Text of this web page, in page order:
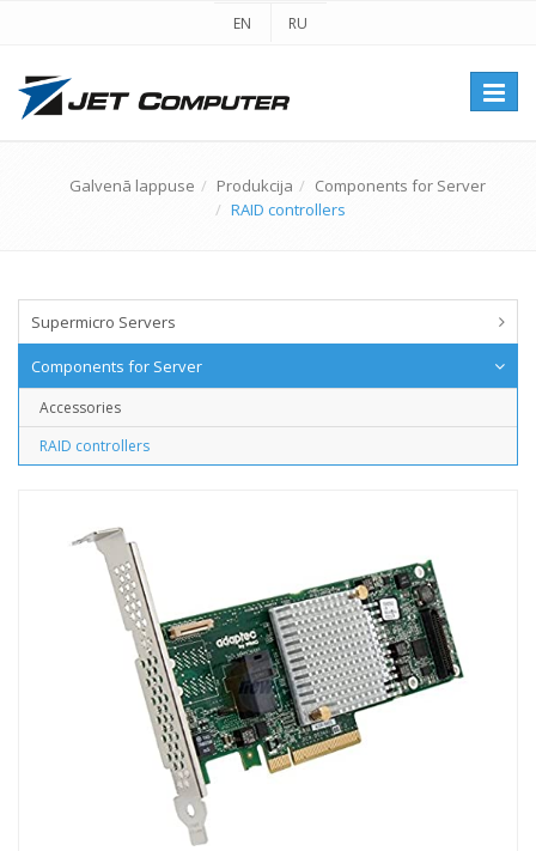
EN RU
Galvenā lappuse Produkcija
Components for Server
RAID controllers
Supermicro Servers
Components for Server
Accessories
RAID controllers